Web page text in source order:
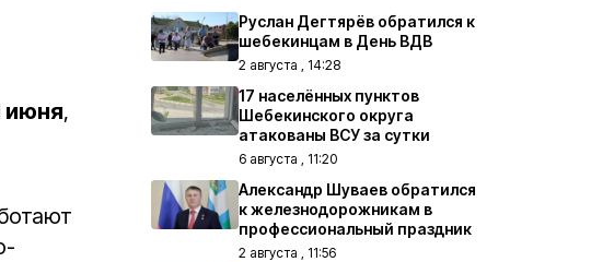
июня,
Руслан Дегтярёв обратился к
шебекинцам в День ВДВ
2 августа , 14:28
17 населённых пунктов
Шебекинского округа
атакованы ВСУ за сутки
6 августа , 11:20
Александр Шуваев обратился
к железнодорожникам в
профессиональный праздник
2 августа , 11:56